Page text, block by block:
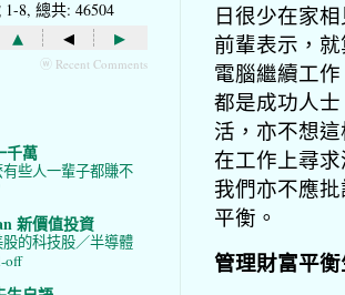
日很少在家
前輩表示，
電腦繼續工
都是成功人
活，亦不想
在工作上尋
我們亦不應
平衡。
管理財富平
1-8, 總共: 46504
▴ ◂ ▸
ⓦ Recent Comments
千萬
些人一輩子都賺不
新價值投資
的科技股／半導體
off